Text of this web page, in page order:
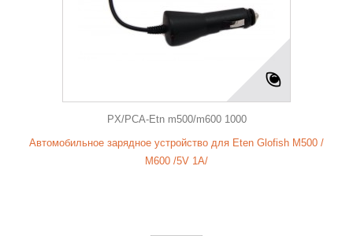
PX/PCA-Etn m500/m600 1000
Автомобильное зарядное устройство для Eten Glofish M500 /
M600 /5V 1A/